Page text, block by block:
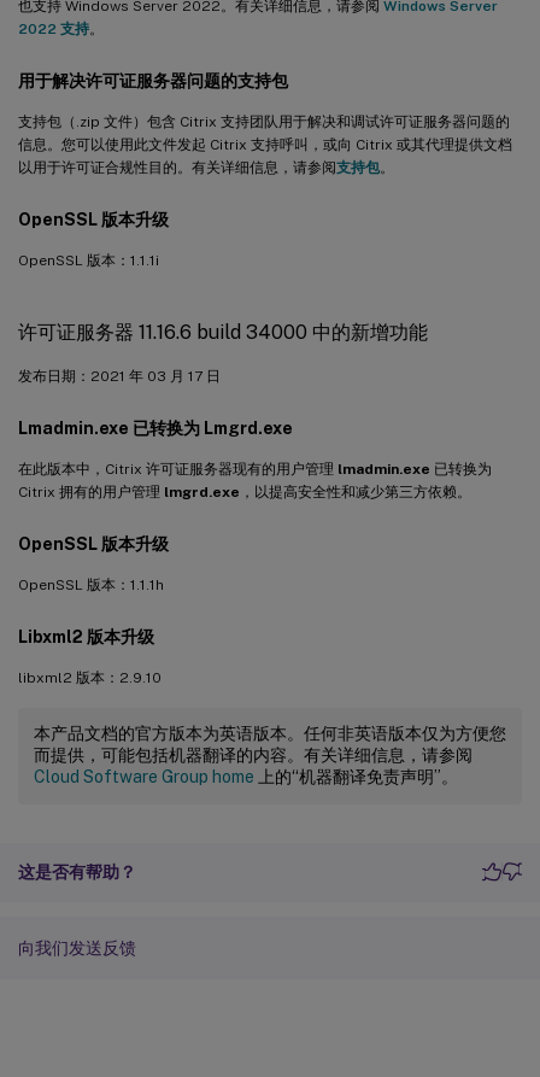
也支持 Windows Server 2022。有关详细信息，请参阅 Windows Server
2022 支持。
用于解决许可证服务器问题的支持包
支持包（.zip 文件）包含 Citrix 支持团队用于解决和调试许可证服务器问题的
信息。您可以使用此文件发起 Citrix 支持呼叫，或向 Citrix 或其代理提供文档
以用于许可证合规性目的。有关详细信息，请参阅支持包。
OpenSSL 版本升级
OpenSSL 版本：1.1.1i
许可证服务器 11.16.6 build 34000 中的新增功能
发布日期：2021 年 03 月 17 日
Lmadmin.exe 已转换为 Lmgrd.exe
在此版本中，Citrix 许可证服务器现有的用户管理 lmadmin.exe 已转换为
Citrix 拥有的用户管理 lmgrd.exe ，以提高安全性和减少第三方依赖。
OpenSSL 版本升级
OpenSSL 版本：1.1.1h
Libxml2 版本升级
libxml2 版本：2.9.10
本产品文档的官方版本为英语版本。任何非英语版本仅为方便您
而提供，可能包括机器翻译的内容。有关详细信息，请参阅
Cloud Software Group home 上的“机器翻译免责声明”。
这是否有帮助？
向我们发送反馈